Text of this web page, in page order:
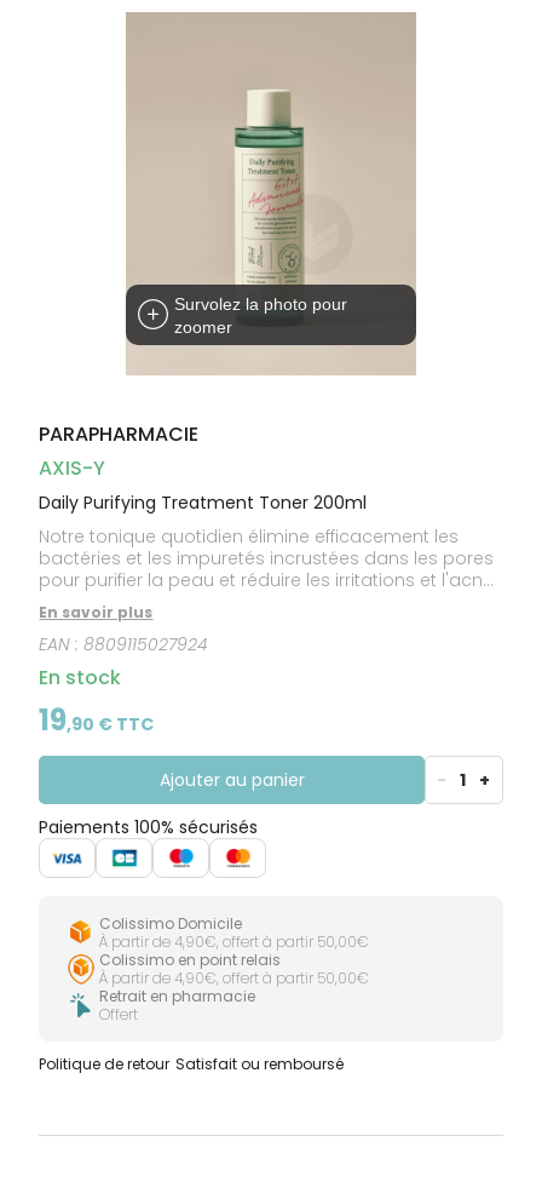
Survolez la photo pour
zoomer
PARAPHARMACIE
AXIS-Y
Daily Purifying Treatment Toner 200ml
Notre tonique quotidien élimine efficacement les
bactéries et les impuretés incrustées dans les pores
pour purifier la peau et réduire les irritations et l'acné.
Sa nouvelle formule améliorée contient désormais
une plus grande quantité d'AHA et de PHA pour une
exfoliation chimique douce, ainsi qu'une plus grande
quantité de Centella Asiatica pour un effet apaisant
accru.
En savoir plus
EAN :8809115027924
En stock
19,90 € TTC
Ajouter au panier - 1 +
Paiements 100% sécurisés
Colissimo Domicile
À partir de 4,90€, offert à partir 50,00€
Colissimo en point relais
À partir de 4,90€, offert à partir 50,00€
Retrait en pharmacie
Offert
Politique de retour Satisfait ou remboursé